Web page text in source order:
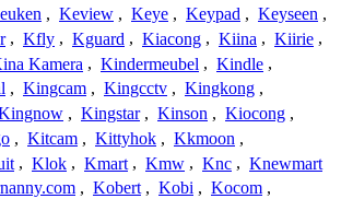
, Keview , Keye , Keypad , Keyseen ,
, Kfly , Kguard , Kiacong , Kiina , Kiirie ,
Kamera , Kindermeubel , Kindle ,
, Kingcam , Kingcctv , Kingkong ,
, Kingstar , Kinson , Kiocong ,
, Kitcam , Kittyhok , Kkmoon ,
, Klok , Kmart , Kmw , Knc , Knewmart
, Kobert , Kobi , Kocom ,